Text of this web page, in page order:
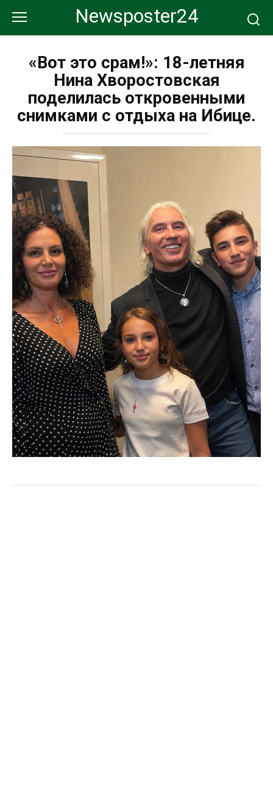
контенту
Newsposter24
«Вот это срам!»: 18-летняя
Нина Хворостовская
поделилась откровенными
снимками с отдыха на Ибице.